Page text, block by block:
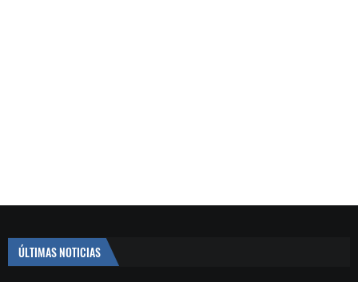
ÚLTIMAS NOTICIAS